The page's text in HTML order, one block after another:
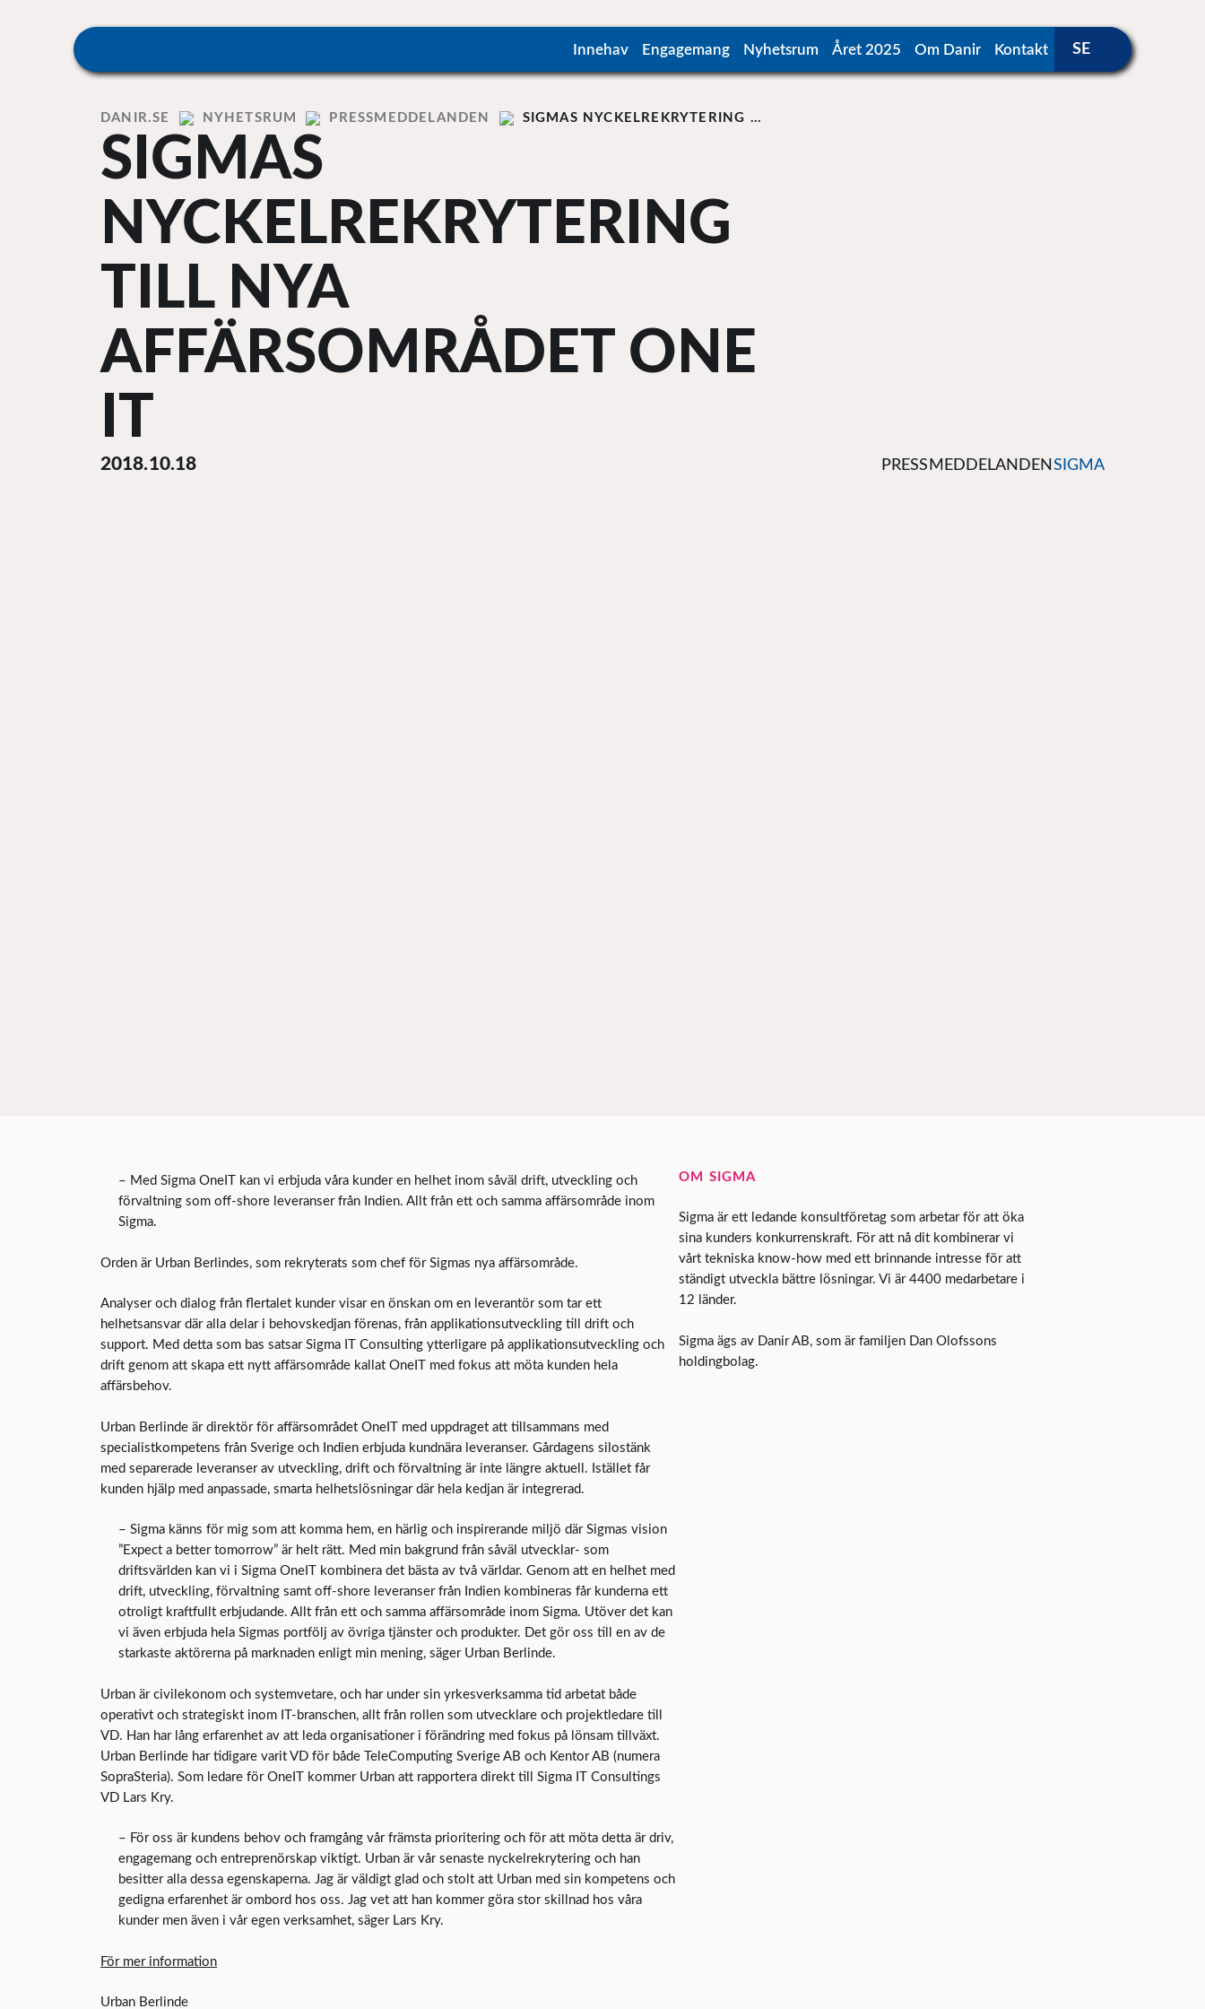
Home
Innehav Engagemang Nyhetsrum Året 2025 Om Danir Kontakt
DANIR NYHETSRUM PRESSMEDDELANDEN SIGMAS NYCKELREKRYTERING …
SIGMAS
NYCKELREKRYTERING
TILL NYA
AFFÄRSOMRÅDET ONE
IT
2018.10.18 PRESSMEDDELANDEN SIGMA
– Med Sigma OneIT kan vi erbjuda våra kunder en helhet inom såväl drift, utveckling och
förvaltning som off-shore leveranser från Indien. Allt från ett och samma affärsområde inom
Sigma.
Orden är Urban Berlindes, som rekryterats som chef för Sigmas nya affärsområde.
Analyser och dialog från flertalet kunder visar en önskan om en leverantör som tar ett
helhetsansvar där alla delar i behovskedjan förenas, från applikationsutveckling till drift och
support. Med detta som bas satsar Sigma IT Consulting ytterligare på applikationsutveckling och
drift genom att skapa ett nytt affärsområde kallat OneIT med fokus att möta kunden hela
affärsbehov.
Urban Berlinde är direktör för affärsområdet OneIT med uppdraget att tillsammans med
specialistkompetens från Sverige och Indien erbjuda kundnära leveranser. Gårdagens silostänk
med separerade leveranser av utveckling, drift och förvaltning är inte längre aktuell. Istället får
kunden hjälp med anpassade, smarta helhetslösningar där hela kedjan är integrerad.
– Sigma känns för mig som att komma hem, en härlig och inspirerande miljö där Sigmas vision
”Expect a better tomorrow” är helt rätt. Med min bakgrund från såväl utvecklar- som
driftsvärlden kan vi i Sigma OneIT kombinera det bästa av två världar. Genom att en helhet med
drift, utveckling, förvaltning samt off-shore leveranser från Indien kombineras får kunderna ett
otroligt kraftfullt erbjudande. Allt från ett och samma affärsområde inom Sigma. Utöver det kan
vi även erbjuda hela Sigmas portfölj av övriga tjänster och produkter. Det gör oss till en av de
starkaste aktörerna på marknaden enligt min mening, säger Urban Berlinde.
Urban är civilekonom och systemvetare, och har under sin yrkesverksamma tid arbetat både
operativt och strategiskt inom IT-branschen, allt från rollen som utvecklare och projektledare till
VD. Han har lång erfarenhet av att leda organisationer i förändring med fokus på lönsam tillväxt.
Urban Berlinde har tidigare varit VD för både TeleComputing Sverige AB och Kentor AB (numera
SopraSteria). Som ledare för OneIT kommer Urban att rapportera direkt till Sigma IT Consultings
VD Lars Kry.
– För oss är kundens behov och framgång vår främsta prioritering och för att möta detta är driv,
engagemang och entreprenörskap viktigt. Urban är vår senaste nyckelrekrytering och han
besitter alla dessa egenskaperna. Jag är väldigt glad och stolt att Urban med sin kompetens och
gedigna erfarenhet är ombord hos oss. Jag vet att han kommer göra stor skillnad hos våra
kunder men även i vår egen verksamhet, säger Lars Kry.
För mer information
Urban Berlinde
OM SIGMA
Sigma är ett ledande konsultföretag som arbetar för att öka
sina kunders konkurrenskraft. För att nå dit kombinerar vi
vårt tekniska know-how med ett brinnande intresse för att
ständigt utveckla bättre lösningar. Vi är 4400 medarbetare i
12 länder.
Sigma ägs av Danir AB, som är familjen Dan Olofssons
holdingbolag.